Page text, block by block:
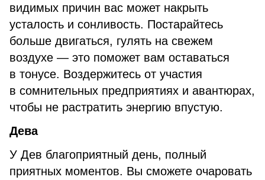
видимых причин вас может накрыть
усталость и сонливость. Постарайтесь
больше двигаться, гулять на свежем
воздухе — это поможет вам оставаться
в тонусе. Воздержитесь от участия
в сомнительных предприятиях и авантюрах,
чтобы не растратить энергию впустую.
Дева
У Дев благоприятный день, полный
приятных моментов. Вы сможете очаровать